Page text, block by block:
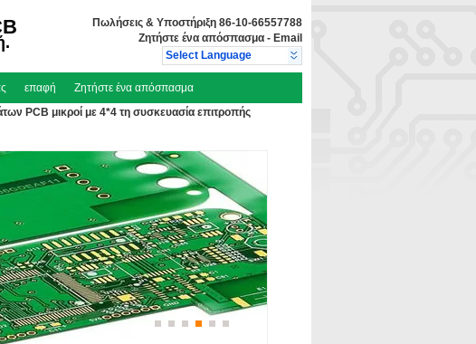
Πωλήσεις & Υποστήριξη 86-10-66557788
Ζητήστε ένα απόσπασμα - Email
Select Language
επαφή Ζητήστε ένα απόσπασμα
PCB μικροί με 4*4 τη συσκευασία επιτροπής